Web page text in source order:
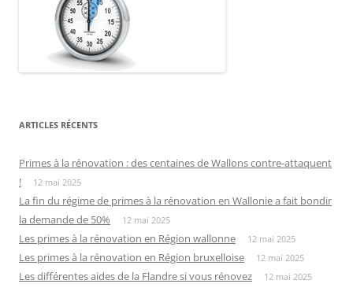
ARTICLES RÉCENTS
Primes à la rénovation : des centaines de Wallons contre-attaquent
!
12 mai 2025
La fin du régime de primes à la rénovation en Wallonie a fait bondir
la demande de 50%
12 mai 2025
Les primes à la rénovation en Région wallonne 12 mai 2025
Les primes à la rénovation en Région bruxelloise 12 mai 2025
Les différentes aides de la Flandre si vous rénovez 12 mai 2025